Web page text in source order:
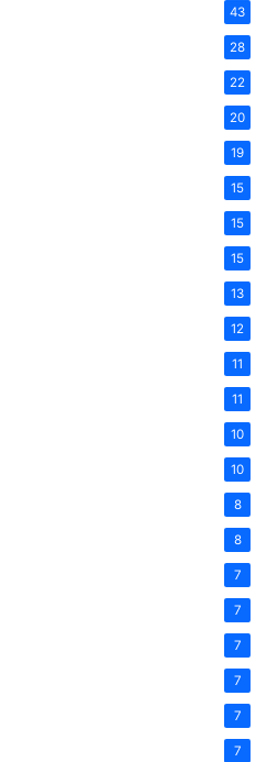
43
28
22
20
19
15
15
15
13
12
11
11
10
10
8
8
7
7
7
7
7
7